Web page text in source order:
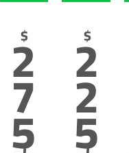
$
2
2
5
$
2
7
5